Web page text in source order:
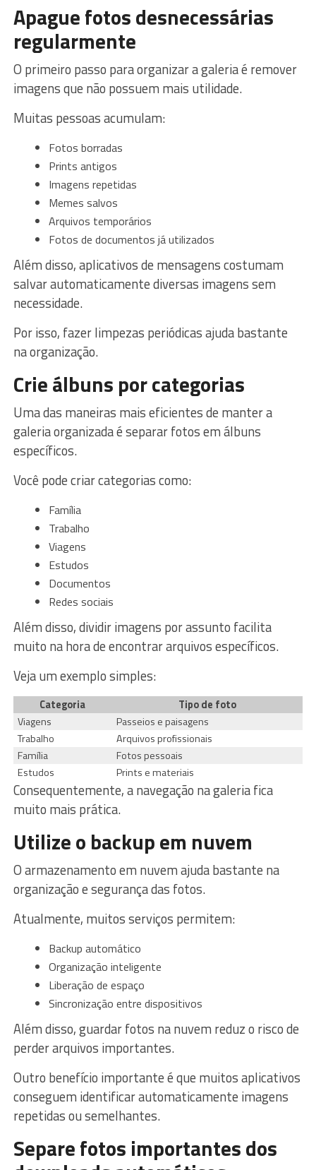
Apague fotos desnecessárias
regularmente
O primeiro passo para organizar a galeria é remover
imagens que não possuem mais utilidade.
Muitas pessoas acumulam:
Fotos borradas
Prints antigos
Imagens repetidas
Memes salvos
Arquivos temporários
Fotos de documentos já utilizados
Além disso, aplicativos de mensagens costumam
salvar automaticamente diversas imagens sem
necessidade.
Por isso, fazer limpezas periódicas ajuda bastante
na organização.
Crie álbuns por categorias
Uma das maneiras mais eficientes de manter a
galeria organizada é separar fotos em álbuns
específicos.
Você pode criar categorias como:
Família
Trabalho
Viagens
Estudos
Documentos
Redes sociais
Além disso, dividir imagens por assunto facilita
muito na hora de encontrar arquivos específicos.
Veja um exemplo simples:
Categoria
Tipo de foto
Viagens
Passeios e paisagens
Trabalho
Arquivos profissionais
Família
Fotos pessoais
Estudos
Prints e materiais
Consequentemente, a navegação na galeria fica
muito mais prática.
Utilize o backup em nuvem
O armazenamento em nuvem ajuda bastante na
organização e segurança das fotos.
Atualmente, muitos serviços permitem:
Backup automático
Organização inteligente
Liberação de espaço
Sincronização entre dispositivos
Além disso, guardar fotos na nuvem reduz o risco de
perder arquivos importantes.
Outro benefício importante é que muitos aplicativos
conseguem identificar automaticamente imagens
repetidas ou semelhantes.
Separe fotos importantes dos